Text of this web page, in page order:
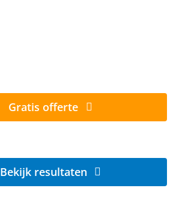
Gratis offerte
Bekijk resultaten